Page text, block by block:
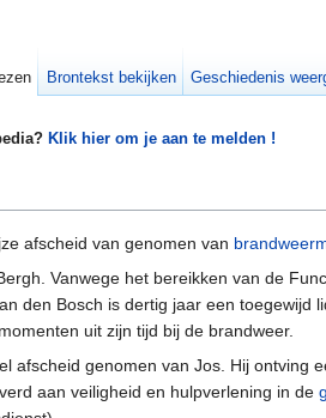
Klik hier om je aan te melden !
afscheid van genomen van
Vanwege het bereikken van de
den Bosch is dertig jaar een toegewijd
uit zijn tijd bij de brandweer.
genomen van Jos. Hij ontving
aan veiligheid en hulpverlening in de
Brontekst bekijken Geschiedenis